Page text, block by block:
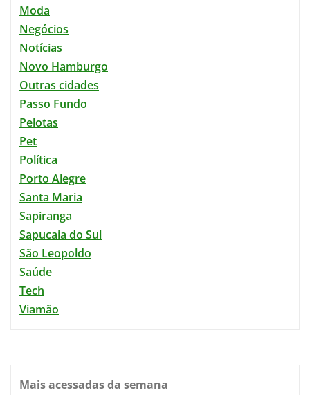
Moda
Negócios
Notícias
Novo Hamburgo
Outras cidades
Passo Fundo
Pelotas
Pet
Política
Porto Alegre
Santa Maria
Sapiranga
Sapucaia do Sul
São Leopoldo
Saúde
Tech
Viamão
Mais acessadas da semana